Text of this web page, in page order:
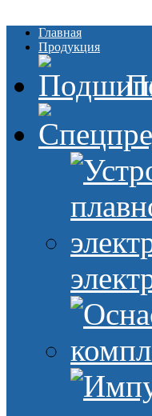
Главная
Продукция